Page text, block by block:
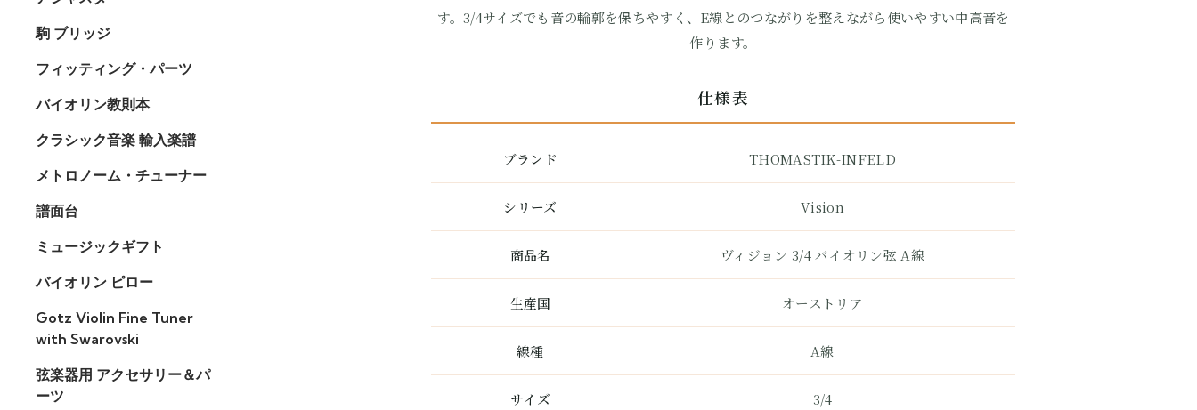
駒 ブリッジ
フィッティング・パーツ
バイオリン教則本
クラシック音楽 輸入楽譜
メトロノーム・チューナー
譜面台
ミュージックギフト
バイオリン ピロー
Gotz Violin Fine Tuner
with Swarovski
弦楽器用 アクセサリー＆パ
ーツ
す。3/4サイズでも音の輪郭を保ちやすく、E線とのつながりを整えながら使いやすい中高音を
作ります。
仕様表
ブランド THOMASTIK-INFELD
シリーズ Vision
商品名 ヴィジョン 3/4 バイオリン弦 A線
生産国 オーストリア
線種 A線
サイズ 3/4